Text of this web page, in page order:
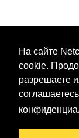
На сайте
cookie.
разрешаете